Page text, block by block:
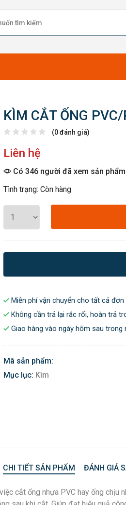
KÌM CẮT ỐNG
(0 đánh giá)
Liên hệ
Có 346 người đã xem sản
Tình trạng: Còn hàng
Miễn phí vận chuyển cho tất cả đơn
Không cần trả lại rắc rối, hoàn trả
Giao hàng vào ngày hôm sau trong
Mã sản phẩm:
Mục lục: Kìm
CHI TIẾT SẢN PHẨM ĐÁNH GIÁ
cắt ống nhựa PVC hay ống